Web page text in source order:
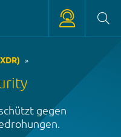
systems.bz
11 42gegen